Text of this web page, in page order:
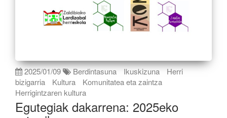
2025/01/09 Berdintasuna Ikuskizuna
Herri
bizigarria
Kultura
Komunitatea eta zaintza
Herrigintzaren kultura
Egutegiak dakarrena: 2025eko